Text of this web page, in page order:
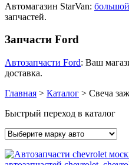
Автомагазин StarVan:
запчастей.
Запчасти Ford
Автозапчасти Ford: Ваш
доставка.
Главная > Каталог > Свеча
Быстрый переход в каталог